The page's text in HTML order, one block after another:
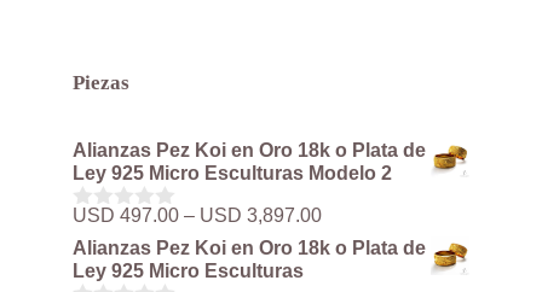
Piezas
Alianzas Pez Koi en Oro 18k o Plata de
Ley 925 Micro Esculturas Modelo 2
0
d
e
5
USD 497.00 – USD 3,897.00Rango
de
precios:
Alianzas Pez Koi en Oro 18k o Plata de
Ley 925 Micro Esculturas